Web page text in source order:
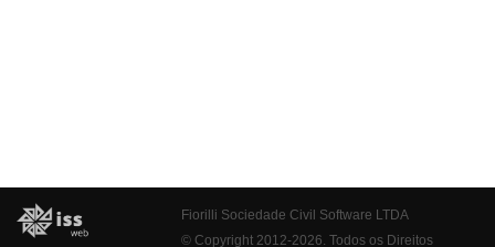
Fiorilli Sociedade Civil Software LTDA
© Copyright 2012-2026. Todos os Direitos